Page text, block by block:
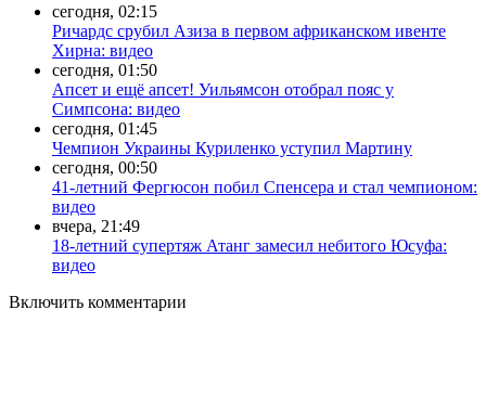
сегодня, 02:15
Ричардс срубил Азиза в первом африканском ивенте
Хирна: видео
сегодня, 01:50
Апсет и ещё апсет! Уильямсон отобрал пояс у
Симпсона: видео
сегодня, 01:45
Чемпион Украины Куриленко уступил Мартину
сегодня, 00:50
41-летний Фергюсон побил Спенсера и стал чемпионом:
видео
вчера, 21:49
18-летний супертяж Атанг замесил небитого Юсуфа:
видео
Включить комментарии